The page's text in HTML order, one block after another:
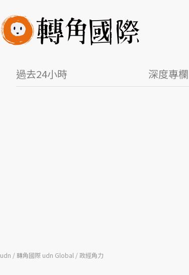
過去24小時 深度專欄
udn 轉角國際 udn Global 政經角力